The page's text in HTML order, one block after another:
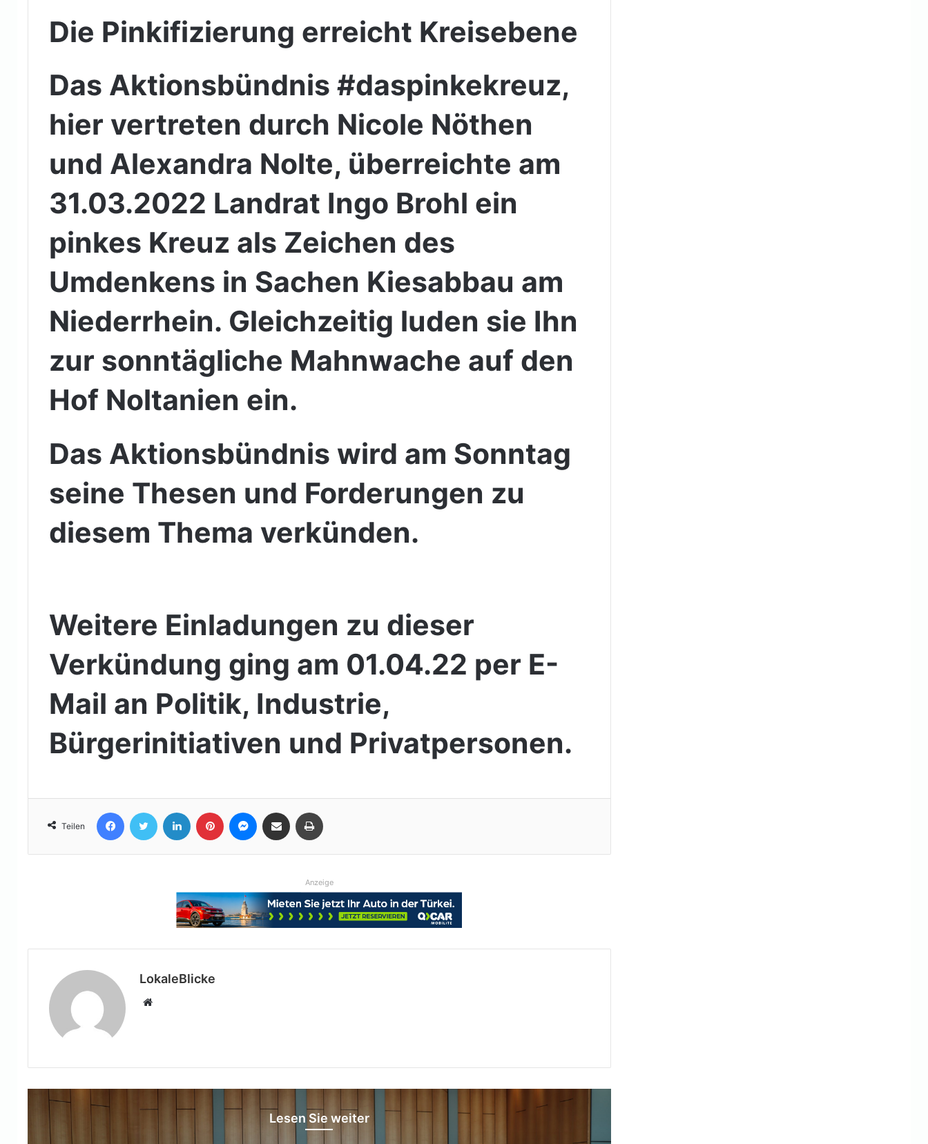
Die Pinkifizierung erreicht Kreisebene
Das Aktionsbündnis #daspinkekreuz,
hier vertreten durch Nicole Nöthen
und Alexandra Nolte, überreichte am
31.03.2022 Landrat Ingo Brohl ein
pinkes Kreuz als Zeichen des
Umdenkens in Sachen Kiesabbau am
Niederrhein. Gleichzeitig luden sie Ihn
zur sonntägliche Mahnwache auf den
Hof Noltanien ein.
Das Aktionsbündnis wird am Sonntag
seine Thesen und Forderungen zu
diesem Thema verkünden.
Weitere Einladungen zu dieser
Verkündung ging am 01.04.22 per E-
Mail an Politik, Industrie,
Bürgerinitiativen und Privatpersonen.
Teilen
FacebookTwitter LinkedIn Pinterest Messenger
Teile per E-Mail
Anzeige
LokaleBlicke
Webseite
Lesen Sie weiter